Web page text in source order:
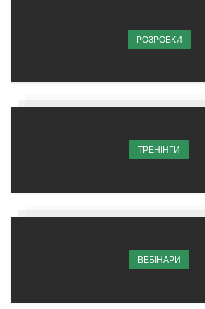
РОЗРОБКИ
ТРЕНІНГИ
ВЕБІНАРИ